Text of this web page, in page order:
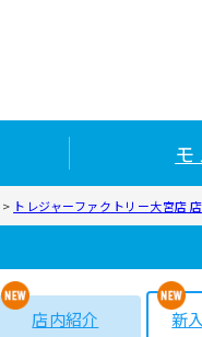
> トレジャーファクトリー大宮店
店内紹介 新